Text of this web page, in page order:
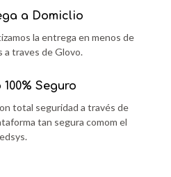
a Domiclio
la entrega en menos de
a traves de Glovo.
100% Seguro
total seguridad a través de
tan segura comom el